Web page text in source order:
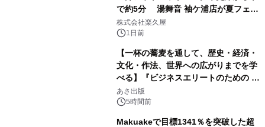
で約5分 湯舞音 袖ケ浦店が夏フェア
メニューを提供
株式会社楽久屋
1日前
【一杯の蕎麦を通して、歴史・経済・
文化・作法、世界への広がりまでを学
べる】『ビジネスエリートのための 教
養としての蕎麦』2026年8月25日
（火）発売
あさ出版
5時間前
Makuakeで目標1341％を突破した超